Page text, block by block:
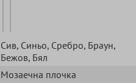
Сив, Синьо, Сребро, Браун,
Бежов, Бял
Mозаечна плочка